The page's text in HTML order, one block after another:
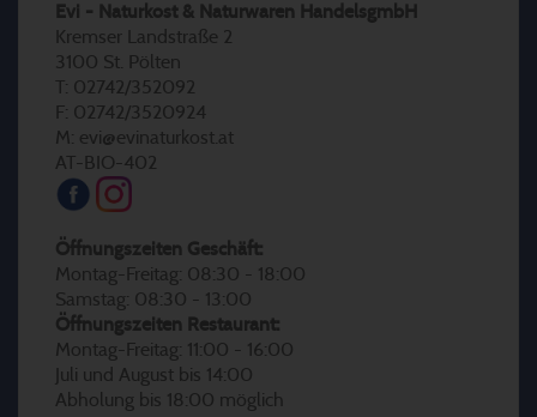
Evi - Naturkost & Naturwaren HandelsgmbH
Kremser Landstraße 2
3100 St. Pölten
T: 02742/352092
F: 02742/3520924
M: evi@evinaturkost.at
AT-BIO-402
Öffnungszeiten Geschäft:
Montag-Freitag: 08:30 - 18:00
Samstag: 08:30 - 13:00
Öffnungszeiten Restaurant:
Montag-Freitag: 11:00 - 16:00
Juli und August bis 14:00
Abholung bis 18:00 möglich